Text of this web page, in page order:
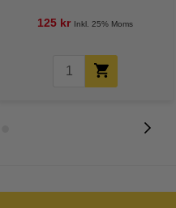
125 kr Inkl. 25% Moms